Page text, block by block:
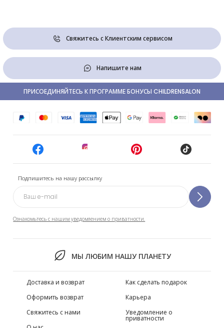
Свяжитесь с Клиентским сервисом
Напишите нам
Подпишитесь на нашу рассылку
Ознакомьтесь с нашим уведомлением о приватности.
МЫ ЛЮБИМ НАШУ ПЛАНЕТУ
ПРИСОЕДИНЯЙТЕСЬ К ПРОГРАММЕ БОНУСЫ CHILDRENSALON
Доставка и возврат
Оформить возврат
Свяжитесь с нами
Как сделать подарок
Карьера
Уведомление о
приватности